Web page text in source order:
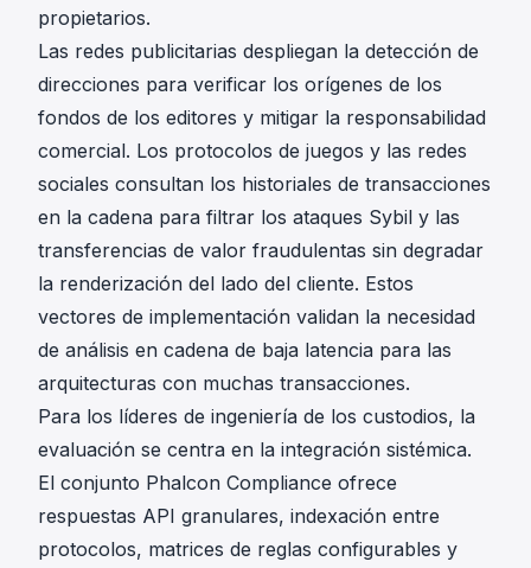
propietarios.
Las redes publicitarias despliegan la detección de
direcciones para verificar los orígenes de los
fondos de los editores y mitigar la responsabilidad
comercial. Los protocolos de juegos y las redes
sociales consultan los historiales de transacciones
en la cadena para filtrar los ataques Sybil y las
transferencias de valor fraudulentas sin degradar
la renderización del lado del cliente. Estos
vectores de implementación validan la necesidad
de análisis en cadena de baja latencia para las
arquitecturas con muchas transacciones.
Para los líderes de ingeniería de los custodios, la
evaluación se centra en la integración sistémica.
El conjunto Phalcon Compliance ofrece
respuestas API granulares, indexación entre
protocolos, matrices de reglas configurables y